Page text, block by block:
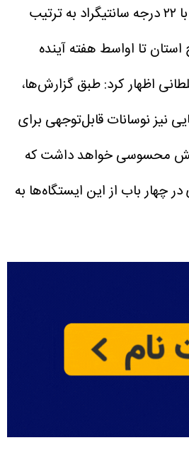
به نقل از شرق، کارشناس اداره کل هواشناسی استان زنجان گفت: طی شبانه روز گذشته شهر گرماب با منفی هفت درجه و طارم با ۲۲ درجه سانتیگراد به ترتیب
تا اواسط هفته آینده
اظهار کرد: طبق گزارش‌ها،
نیز نوسانات قابل‌توجهی برای
محسوسی خواهد داشت که
در چهار باب از این ایستگاه‌ها به